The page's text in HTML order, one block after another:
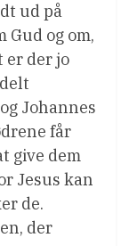
ud på
Gud og om,
er der jo
Johannes
får
give dem
Jesus kan
de.
der